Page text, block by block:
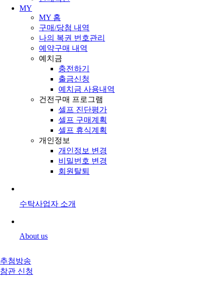
MY
MY 홈
구매/당첨 내역
나의 복권 번호관리
예약구매 내역
예치금
충전하기
출금신청
예치금 사용내역
건전구매 프로그램
셀프 진단평가
셀프 구매계획
셀프 휴식계획
개인정보
개인정보 변경
비밀번호 변경
회원탈퇴
수탁사업자 소개
About us
추첨방송
참관 신청